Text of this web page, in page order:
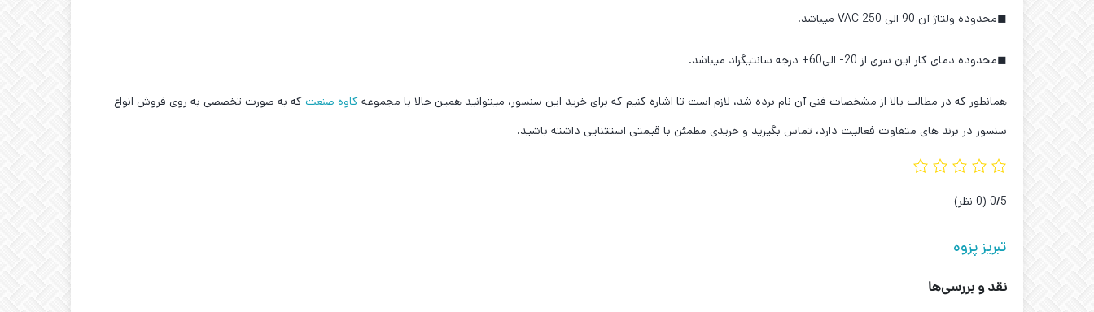
◼محدوده ولتاژ آن 90 الی 250 VAC میباشد.
◼محدوده دمای کار این سری از 20- الی60+ درجه سانتیگراد میباشد.
همانطور که در مطالب بالا از مشخصات فنی آن نام برده شد، لازم است تا اشاره کنیم که برای خرید این سنسور، میتوانید همین حالا با مجموعه کاوه صنعت که به صورت تخصصی به روی فروش انواع
سنسور در برند های متفاوت فعالیت دارد، تماس بگیرید و خریدی مطمئن با قیمتی استثنایی داشته باشید.
‫0/5 ‫(0 نظر)
تبریز پزوه
نقد و بررسی‌ها